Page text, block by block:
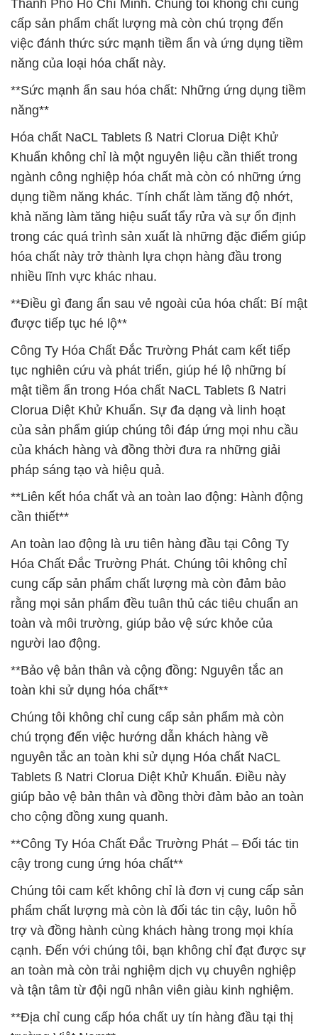
Thành Phố Hồ Chí Minh. Chúng tôi không chỉ cung
cấp sản phẩm chất lượng mà còn chú trọng đến
việc đánh thức sức mạnh tiềm ẩn và ứng dụng tiềm
năng của loại hóa chất này.
**Sức mạnh ẩn sau hóa chất: Những ứng dụng tiềm
năng**
Hóa chất NaCL Tablets ß Natri Clorua Diệt Khử
Khuẩn không chỉ là một nguyên liệu cần thiết trong
ngành công nghiệp hóa chất mà còn có những ứng
dụng tiềm năng khác. Tính chất làm tăng độ nhớt,
khả năng làm tăng hiệu suất tẩy rửa và sự ổn định
trong các quá trình sản xuất là những đặc điểm giúp
hóa chất này trở thành lựa chọn hàng đầu trong
nhiều lĩnh vực khác nhau.
**Điều gì đang ẩn sau vẻ ngoài của hóa chất: Bí mật
được tiếp tục hé lộ**
Công Ty Hóa Chất Đắc Trường Phát cam kết tiếp
tục nghiên cứu và phát triển, giúp hé lộ những bí
mật tiềm ẩn trong Hóa chất NaCL Tablets ß Natri
Clorua Diệt Khử Khuẩn. Sự đa dạng và linh hoạt
của sản phẩm giúp chúng tôi đáp ứng mọi nhu cầu
của khách hàng và đồng thời đưa ra những giải
pháp sáng tạo và hiệu quả.
**Liên kết hóa chất và an toàn lao động: Hành động
cần thiết**
An toàn lao động là ưu tiên hàng đầu tại Công Ty
Hóa Chất Đắc Trường Phát. Chúng tôi không chỉ
cung cấp sản phẩm chất lượng mà còn đảm bảo
rằng mọi sản phẩm đều tuân thủ các tiêu chuẩn an
toàn và môi trường, giúp bảo vệ sức khỏe của
người lao động.
**Bảo vệ bản thân và cộng đồng: Nguyên tắc an
toàn khi sử dụng hóa chất**
Chúng tôi không chỉ cung cấp sản phẩm mà còn
chú trọng đến việc hướng dẫn khách hàng về
nguyên tắc an toàn khi sử dụng Hóa chất NaCL
Tablets ß Natri Clorua Diệt Khử Khuẩn. Điều này
giúp bảo vệ bản thân và đồng thời đảm bảo an toàn
cho cộng đồng xung quanh.
**Công Ty Hóa Chất Đắc Trường Phát – Đối tác tin
cậy trong cung ứng hóa chất**
Chúng tôi cam kết không chỉ là đơn vị cung cấp sản
phẩm chất lượng mà còn là đối tác tin cậy, luôn hỗ
trợ và đồng hành cùng khách hàng trong mọi khía
cạnh. Đến với chúng tôi, bạn không chỉ đạt được sự
an toàn mà còn trải nghiệm dịch vụ chuyên nghiệp
và tận tâm từ đội ngũ nhân viên giàu kinh nghiệm.
**Địa chỉ cung cấp hóa chất uy tín hàng đầu tại thị